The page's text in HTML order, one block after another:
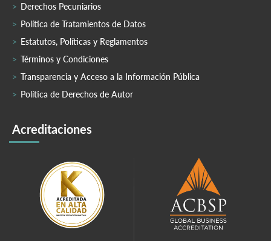
Derechos Pecuniarios
Política de Tratamientos de Datos
Estatutos, Políticas y Reglamentos
Términos y Condiciones
Transparencia y Acceso a la Información Pública
Política de Derechos de Autor
Acreditaciones